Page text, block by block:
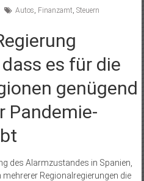
Autos Finanzamt Steuern
es für die
genügend
Pandemie-
des Alarmzustandes in Spanien,
Regionalregierungen die